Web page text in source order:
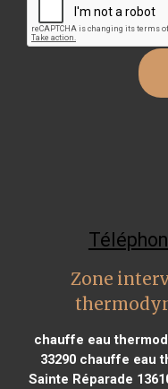
Zone
chauffe eau
33290 chauffe eau
Sainte Réparade